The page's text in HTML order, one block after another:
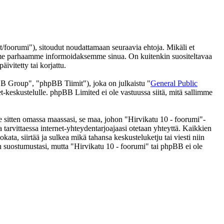
sitoudut noudattamaan seuraavia ehtoja. Mikäli et
informoidaksemme sinua. On kuitenkin suositeltavaa
tai korjattu.
Group", "phpBB Tiimit"), joka on julkaistu "General Public
phpBB Limited ei ole vastuussa siitä, mitä sallimme
omassa maassasi, se maa, johon "Hirvikatu 10 - foorumi"-
internet-yhteydentarjoajaasi otetaan yhteyttä. Kaikkien
siirtää ja sulkea mikä tahansa keskusteluketju tai viesti niin
suostumustasi, mutta "Hirvikatu 10 - foorumi" tai phpBB ei ole